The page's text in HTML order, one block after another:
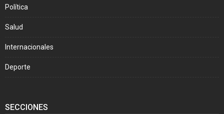
Política
Salud
Internacionales
Deporte
SECCIONES